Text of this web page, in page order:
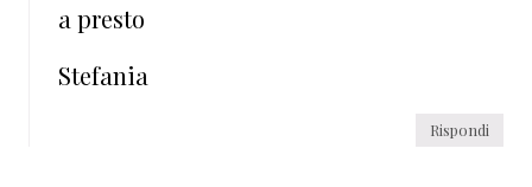
a presto
Stefania
Rispondi